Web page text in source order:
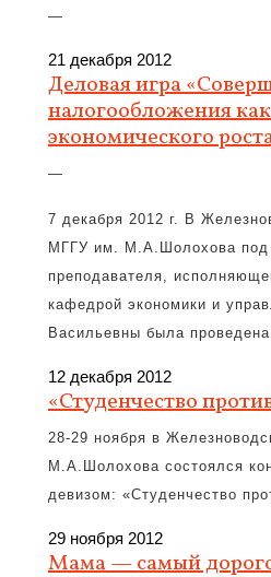
—
21 декабря 2012
Деловая игра
налогообложения
экономического
—
7 декабря 2012 г. В
МГГУ им. М.А.Шолохова под
преподавателя,
кафедрой экономики и
Васильевны была
12 декабря 2012
«Студенчество
28-29 ноября в
М.А.Шолохова состоялся
девизом: «Студенчество
29 ноября 2012
Мама — самый